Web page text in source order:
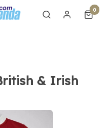
0
& Irish